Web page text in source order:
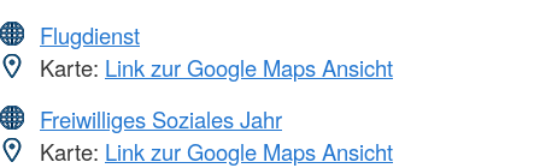
Flugdienst
Karte: Link zur Google Maps Ansicht
Freiwilliges Soziales Jahr
Karte: Link zur Google Maps Ansicht